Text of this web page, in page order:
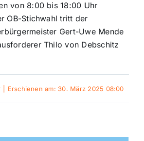
von 8:00 bis 18:00 Uhr
OB-Stichwahl tritt der
Gert-Uwe Mende
Thilo von Debschitz
Erschienen am: 30. März 2025 08:00